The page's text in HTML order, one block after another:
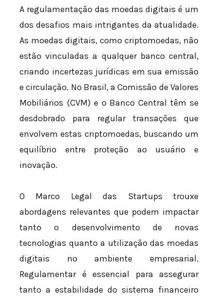
A regulamentação das moedas digitais é um
dos desafios mais intrigantes da atualidade.
As moedas digitais, como criptomoedas, não
estão vinculadas a qualquer banco central,
criando incertezas jurídicas em sua emissão
e circulação. No Brasil, a Comissão de Valores
Mobiliários (CVM) e o Banco Central têm se
desdobrado para regular transações que
envolvem estas criptomoedas, buscando um
equilíbrio entre proteção ao usuário e
inovação.
O Marco Legal das Startups trouxe
abordagens relevantes que podem impactar
tanto o desenvolvimento de novas
tecnologias quanto a utilização das moedas
digitais no ambiente empresarial.
Regulamentar é essencial para assegurar
tanto a estabilidade do sistema financeiro